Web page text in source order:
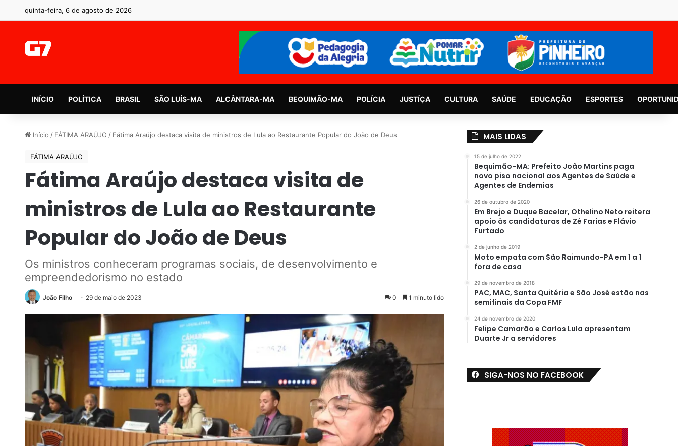
quinta-feira, 6 de agosto de 2026
INÍCIO POLÍTICA BRASIL SÃO LUÍS-MA ALCÂNTARA-MA BEQUIMÃO-MA POLÍCIA JUSTÍÇA CULTURA SAÚDE EDUCAÇÃO ESPORTES
Início / FÁTIMA ARAÚJO / Fátima Araújo destaca visita de ministros de Lula ao Restaurante Popular do João de Deus
FÁTIMA ARAÚJO
Fátima Araújo destaca visita de
ministros de Lula ao Restaurante
Popular do João de Deus
Os ministros conheceram programas sociais, de desenvolvimento e
empreendedorismo no estado
João Filho 29 de maio de 2023 0 1 minuto lido
MAIS LIDAS
15 de julho de 2022
Bequimão-MA: Prefeito João Martins paga
novo piso nacional aos Agentes de Saúde e
Agentes de Endemias
26 de outubro de 2020
Em Brejo e Duque Bacelar, Othelino Neto reitera
apoio às candidaturas de Zé Farias e Flávio
Furtado
2 de junho de 2019
Moto empata com São Raimundo-PA em 1 a 1
fora de casa
29 de novembro de 2018
PAC, MAC, Santa Quitéria e São José estão nas
semifinais da Copa FMF
24 de novembro de 2020
Felipe Camarão e Carlos Lula apresentam
Duarte Jr a servidores
SIGA-NOS NO FACEBOOK